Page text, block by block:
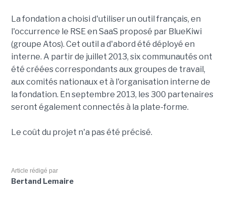
La fondation a choisi d'utiliser un outil français, en
l'occurrence le RSE en SaaS proposé par BlueKiwi
(groupe Atos). Cet outil a d'abord été déployé en
interne. A partir de juillet 2013, six communautés ont
été créées correspondants aux groupes de travail,
aux comités nationaux et à l'organisation interne de
la fondation. En septembre 2013, les 300 partenaires
seront également connectés à la plate-forme.
Le coût du projet n'a pas été précisé.
Article rédigé par
Bertand Lemaire